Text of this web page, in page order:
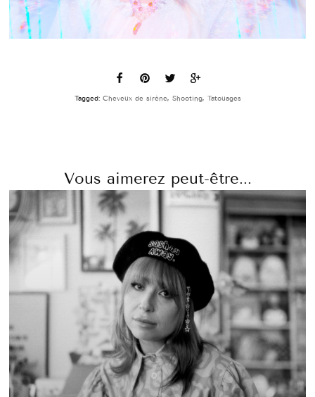
Tagged: Cheveux de sirène, Shooting, Tatouages
Vous aimerez peut-être...